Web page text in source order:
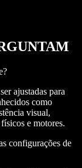
ajustadas para
como
visual,
e motores.
configurações de